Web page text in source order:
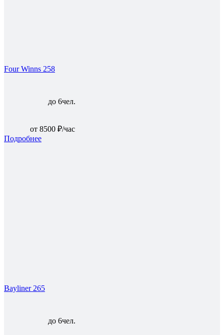
Four Winns 258
до 6чел.
от 8500 ₽/час
Подробнее
Bayliner 265
до 6чел.